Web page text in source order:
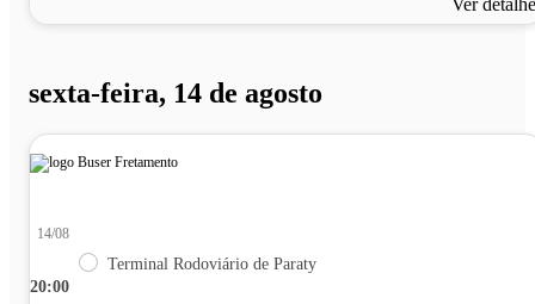
Ver
sexta-feira, 14 de agosto
20:00
14/08
Terminal Rodoviário de Paraty